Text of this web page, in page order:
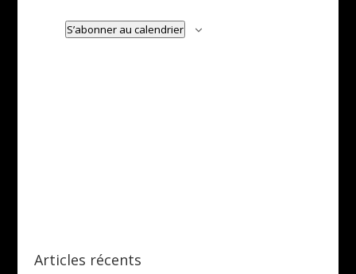
S’abonner au calendrier
Articles récents